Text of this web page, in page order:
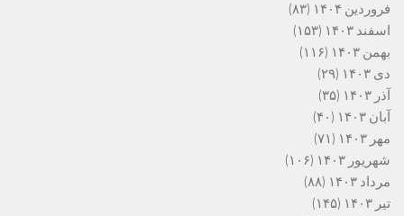
فروردین ۱۴۰۴
(۸۳)
اسفند ۱۴۰۳
(۱۵۳)
بهمن ۱۴۰۳
(۱۱۶)
دی ۱۴۰۳
(۲۹)
آذر ۱۴۰۳
(۳۵)
آبان ۱۴۰۳
(۴۰)
مهر ۱۴۰۳
(۷۱)
شهریور ۱۴۰۳
(۱۰۶)
مرداد ۱۴۰۳
(۸۸)
تیر ۱۴۰۳
(۱۴۵)